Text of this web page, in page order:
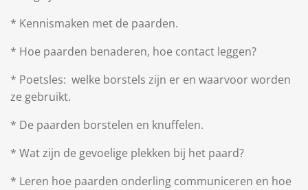
* Kennismaken met de paarden.
* Hoe paarden benaderen, hoe contact leggen?
* Poetsles: welke borstels zijn er en waarvoor worden
ze gebruikt.
* De paarden borstelen en knuffelen.
* Wat zijn de gevoelige plekken bij het paard?
* Leren hoe paarden onderling communiceren en hoe